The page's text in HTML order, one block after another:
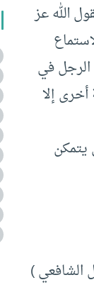
الله عز
الرجل في
إلا
يتمكن
الشافعي )